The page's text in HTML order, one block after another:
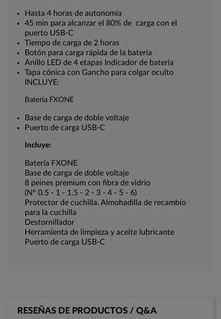
Hasta 4 horas de autonomía
45 min para alcanzar el 80% de carga con el
puerto USB-C
Tiempo de carga de 2 horas
Botón para carga rápida de la batería
Anillo LED de 4 etapas Indicador de batería
Tapa cónica con Gancho para colgar oculto
INCLUYE:
Batería FXONE
Base de carga de doble voltaje
Puerto de carga USB-C
Incluye:
Batería FXONE
Base de carga de doble voltaje
8 peines premium con fibra de vidrio
(N° 0.5 - 1 - 1.5 - 2 - 3 - 4 - 5 - 6)
Protector de cuchilla. Almohadilla de recambio
para la cuchilla
Destornillador
Herramienta de limpieza y aceite lubricante
Puerto de carga USB-C
RESEÑAS DE PRODUCTOS / Q&A